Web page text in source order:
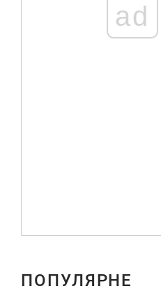
ad
ПОПУЛЯРНЕ